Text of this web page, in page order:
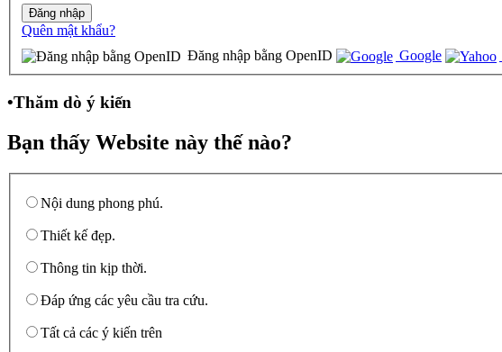
Quên mật khẩu?
Đăng nhập bằng OpenID
Google
•Thăm dò ý kiến
Bạn thấy Website này thế nào?
Nội dung phong phú.
Thiết kế đẹp.
Thông tin kịp thời.
Đáp ứng các yêu cầu tra cứu.
Tất cả các ý kiến trên